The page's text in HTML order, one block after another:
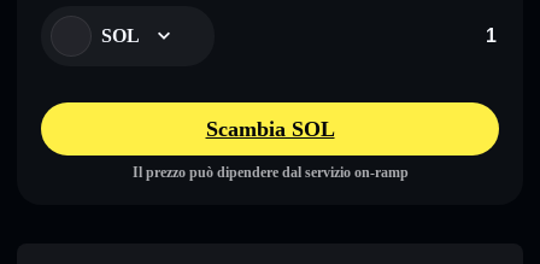
SOL
Scambia SOL
Il prezzo può dipendere dal servizio on-ramp